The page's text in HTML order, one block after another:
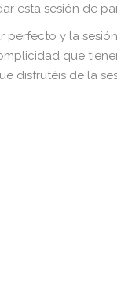
esta sesión de
y la
que
disfrutéis de la